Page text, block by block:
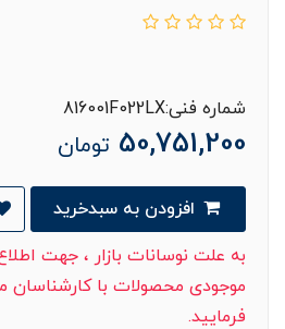
شماره فنی:816001F022LX
50,751,200 تومان
به علت نوسانات بازار ، جهت
موجودی محصولات با
فرمایید.